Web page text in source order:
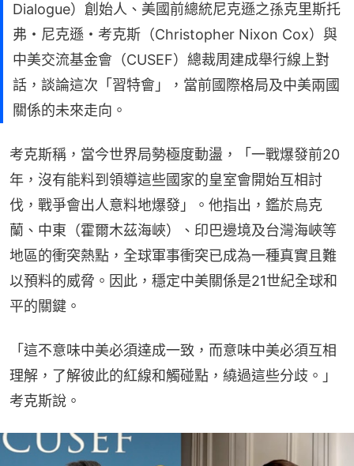
Dialogue）創始人、美國前總統尼克遜之孫克里斯托
弗・尼克遜・考克斯（Christopher Nixon Cox）與
中美交流基金會（CUSEF）總裁周建成舉行線上對
話，談論這次「習特會」，當前國際格局及中美兩國
關係的未來走向。
考克斯稱，當今世界局勢極度動盪，「一戰爆發前20
年，沒有能料到領導這些國家的皇室會開始互相討
伐，戰爭會出人意料地爆發」。他指出，鑑於烏克
蘭、中東（霍爾木茲海峽）、印巴邊境及台灣海峽等
地區的衝突熱點，全球軍事衝突已成為一種真實且難
以預料的威脅。因此，穩定中美關係是21世紀全球和
平的關鍵。
「這不意味中美必須達成一致，而意味中美必須互相
理解，了解彼此的紅線和觸碰點，繞過這些分歧。」
考克斯說。